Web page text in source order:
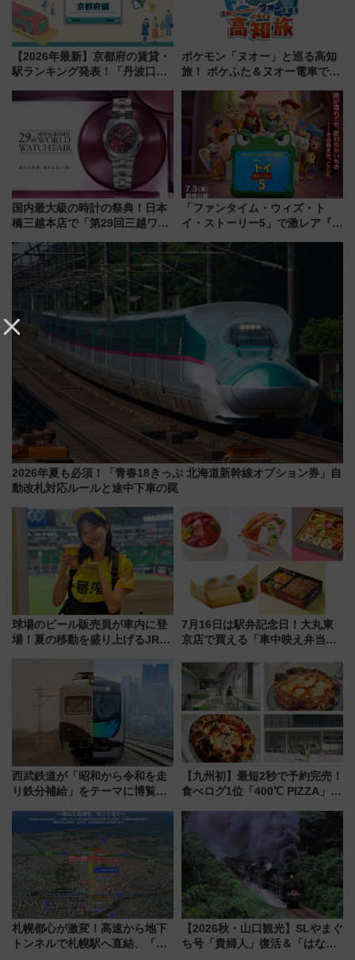
【2026年最新】京都府の賃貸・
駅ランキング発表！「丹波口」
由は？
ポケモン「ヌオー」と巡る高知
旅！ ポケふた＆ヌオー電車で楽
路の絶景と絶品グルメを満喫！
（7月18日スタート）
国内最大級の時計の祭典！日本
橋三越本店で「第29回三越ワー
【2026年8月5日～25日】
「ファンタイム・ウィズ・ト
イ・ストーリー5」で激レア『ロ
デコレーションも徹底解説
2026年夏も必須！「青春18きっぷ 北海道新幹線オプション券」自
動改札対応ルールと途中下車の罠
球場のビール販売員が車内に登
場！夏の移動を盛り上げるJR九
月7日限定 ソフトバンクホーク
スとコラボ
7月16日は駅弁記念日！大丸東
京店で買える「車中映え弁当」
西武鉄道が「昭和から令和を走
り鉄分補給」をテーマに博覧会
14日から 新車両「トキイロ」体
験ブースも アクセスや申込方法
を解説
【九州初】最短2秒で予約完売！
食べログ1位「400℃ PIZZA」が
プン。もつ鍋風など限定メニュ
ーも
札幌都心が激変！高速から地下
トンネルで札幌駅へ直結、「創
【2026秋・山口観光】SLやまぐ
ち号「貴婦人」復活＆「はなあ